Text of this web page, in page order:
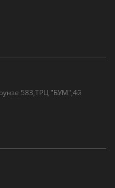
583,ТРЦ "БУМ",4й